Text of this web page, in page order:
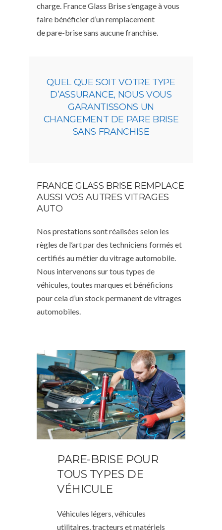
charge. France Glass Brise s’engage à vous
faire bénéficier d’un remplacement
de pare-brise sans aucune franchise.
QUEL QUE SOIT VOTRE TYPE
D’ASSURANCE, NOUS VOUS
GARANTISSONS UN
CHANGEMENT DE PARE BRISE
SANS FRANCHISE
FRANCE GLASS BRISE REMPLACE
AUSSI VOS AUTRES VITRAGES
AUTO
Nos prestations sont réalisées selon les
règles de l’art par des techniciens formés et
certifiés au métier du vitrage automobile.
Nous intervenons sur tous types de
véhicules, toutes marques et bénéficions
pour cela d’un stock permanent de vitrages
automobiles.
PARE-BRISE POUR
TOUS TYPES DE
VÉHICULE
Véhicules légers, véhicules
utilitaires, tracteurs et matériels